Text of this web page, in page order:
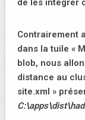
de les intégrer
Contrairement
dans la tuile «
blob, nous
distance au
site.xml »